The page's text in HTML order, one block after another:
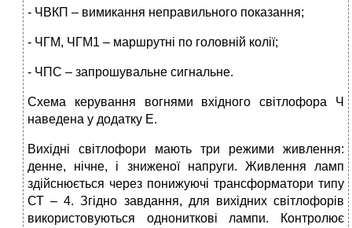
- ЧВКП – вимикання неправильного показання;
- ЧГМ, ЧГМ1 – маршрутні по головній колії;
- ЧПС – запрошувальне сигнальне.
Схема керування вогнями вхідного світлофора Ч
наведена у додатку Е.
Вихідні світлофори мають три режими живлення:
денне, нічне, і зниженої напруги. Живлення ламп
здійснюється через понижуючі трансформатори типу
СТ – 4. Згідно завдання, для вихідних світлофорів
використовуються однониткові лампи. Контролює